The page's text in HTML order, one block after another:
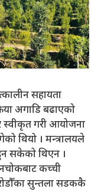
सहायता
अगाडि बढाएको
स्वीकृत गरी आयोजना
थियो । मन्त्रालयले
सकेको थिएन ।
कच्ची
सुन्तला सडककै